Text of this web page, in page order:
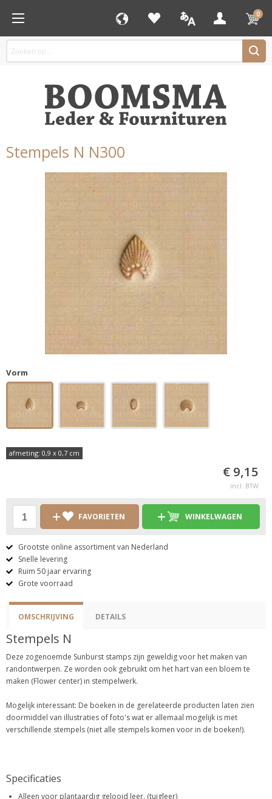
0
Stempels N N300
Vorm
afmeting: 0,9 x 0,7 cm
€ 9,15
incl. BTW
FAVORIETEN WINKELWAGEN
Grootste online assortiment van Nederland
Snelle levering
Ruim 50 jaar ervaring
Grote voorraad
OMSCHRIJVING DETAILS
Stempels N
Deze zogenoemde Sunburst stamps zijn geweldig voor het maken van
randontwerpen. Ze worden ook gebruikt om het hart van een bloem te
maken (Flower center) in stempelwerk.
Mogelijk interessant: De boeken in de gerelateerde producten laten zien
doormiddel van illustraties of foto's wat er allemaal mogelijk is met
verschillende stempels (niet alle stempels komen voor in de boeken!).
Specificaties
Alleen voor plantaardig gelooid leer. (tuigleer)